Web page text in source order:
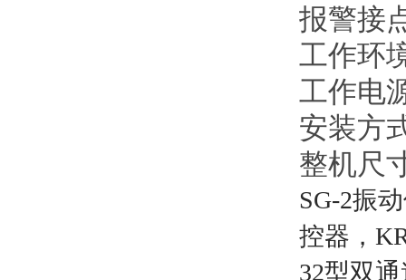
报警接
工作环
工作电
安装方
整机尺
SG-2振
控器，
32型双